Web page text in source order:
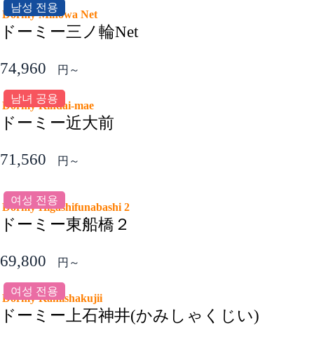
남성 전용
Dormy Minowa Net
ドーミー三ノ輪Net
74,960 円～
남녀 공용
Dormy Kindai-mae
ドーミー近大前
71,560 円～
여성 전용
Dormy Higashifunabashi 2
ドーミー東船橋２
69,800 円～
여성 전용
Dormy Kamishakujii
ドーミー上石神井(かみしゃくじい)